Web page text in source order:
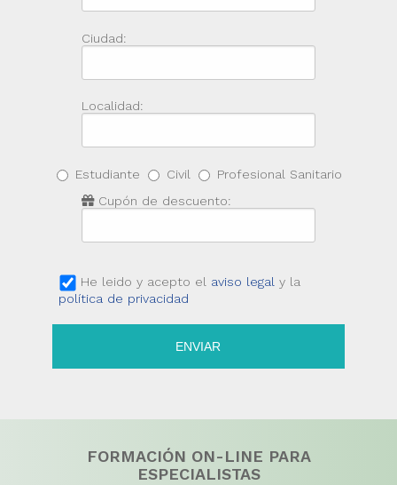
Ciudad:
Localidad:
Estudiante Civil
Profesional Sanitario
Cupón de descuento:
He leido y acepto el aviso legaly la
política de privacidad
ENVIAR
FORMACIÓN ON-LINE PARA
ESPECIALISTAS